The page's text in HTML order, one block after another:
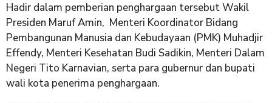
Hadir dalam pemberian penghargaan tersebut Wakil
Presiden Maruf Amin, Menteri Koordinator Bidang
Pembangunan Manusia dan Kebudayaan (PMK) Muhadjir
Effendy, Menteri Kesehatan Budi Sadikin, Menteri Dalam
Negeri Tito Karnavian, serta para gubernur dan bupati
wali kota penerima penghargaan.